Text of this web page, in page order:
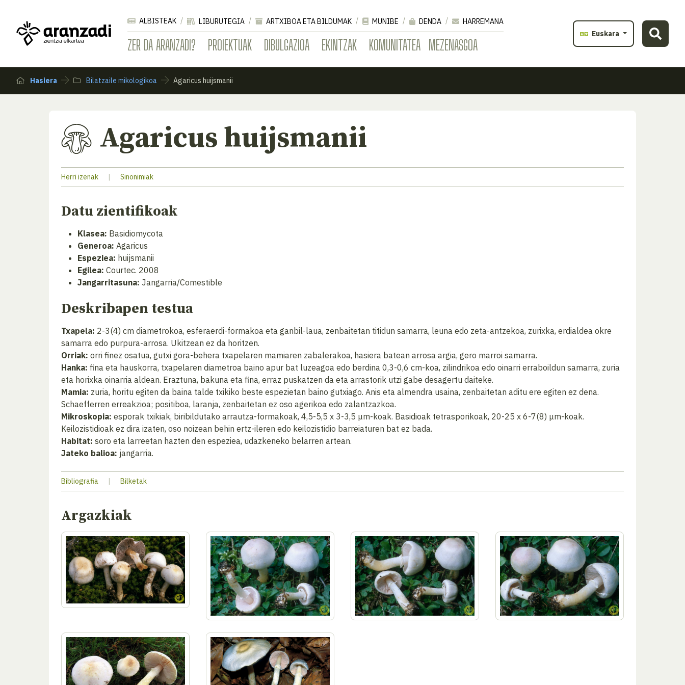
ZER DA ARANZADI? PROIEKTUAK DIBULGAZIOA EKINTZAK KOMUNITATEA MEZENASGOA
ALBISTEAK LIBURUTEGIA ARTXIBOA ETA BILDUMAK MUNIBE DENDA
HARREMANA
Euskara
Hasiera Bilatzaile mikologikoa Agaricus huijsmanii
Agaricus huijsmanii
Herri izenak | Sinonimiak
Datu zientifikoak
Klasea: Basidiomycota
Generoa: Agaricus
Espeziea: huijsmanii
Egilea: Courtec. 2008
Jangarritasuna: Jangarria/Comestible
Deskribapen testua
Txapela: 2-3(4) cm diametrokoa, esferaerdi-formakoa eta ganbil-laua, zenbaitetan titidun samarra, leuna edo zeta-antzekoa, zurixka, erdialdea okre
samarra edo purpura-arrosa. Ukitzean ez da horitzen.
Orriak: orri finez osatua, gutxi gora-behera txapelaren mamiaren zabalerakoa, hasiera batean arrosa argia, gero marroi samarra.
Hanka: fina eta hauskorra, txapelaren diametroa baino apur bat luzeagoa edo berdina 0,3-0,6 cm-koa, zilindrikoa edo oinarri erraboildun samarra, zuria
eta horixka oinarria aldean. Eraztuna, bakuna eta fina, erraz puskatzen da eta arrastorik utzi gabe desagertu daiteke.
Mamia: zuria, horitu egiten da baina talde txikiko beste espezietan baino gutxiago. Anis eta almendra usaina, zenbaitetan aditu ere egiten ez dena.
Schaefferren erreakzioa; positiboa, laranja, zenbaitetan ez oso agerikoa edo zalantzazkoa.
Mikroskopia: esporak txikiak, biribildutako arrautza-formakoak, 4,5-5,5 x 3-3,5 μm-koak. Basidioak tetrasporikoak, 20-25 x 6-7(8) μm-koak.
Keilozistidioak ez dira izaten, oso noizean behin ertz-ileren edo keilozistidio barreiaturen bat ez bada.
Habitat: soro eta larreetan hazten den espeziea, udazkeneko belarren artean.
Jateko balioa: jangarria.
Bibliografia | Bilketak
Argazkiak